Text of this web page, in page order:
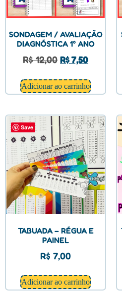
SONDAGEM / AVALIAÇÃO
DIAGNÓSTICA 1° ANO
R$12,00 R$7,50
Adicionar ao carrinho
Save
TABUADA – RÉGUA E
PAINEL
R$ 7,00
Adicionar ao carrinho